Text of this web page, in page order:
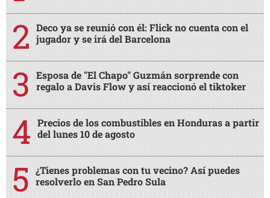
Deco ya se reunió con él: Flick no cuenta con el
jugador y se irá del Barcelona
Esposa de "El Chapo" Guzmán sorprende con
regalo a Davis Flow y así reaccionó el tiktoker
Precios de los combustibles en Honduras a partir
del lunes 10 de agosto
¿Tienes problemas con tu vecino? Así puedes
resolverlo en San Pedro Sula